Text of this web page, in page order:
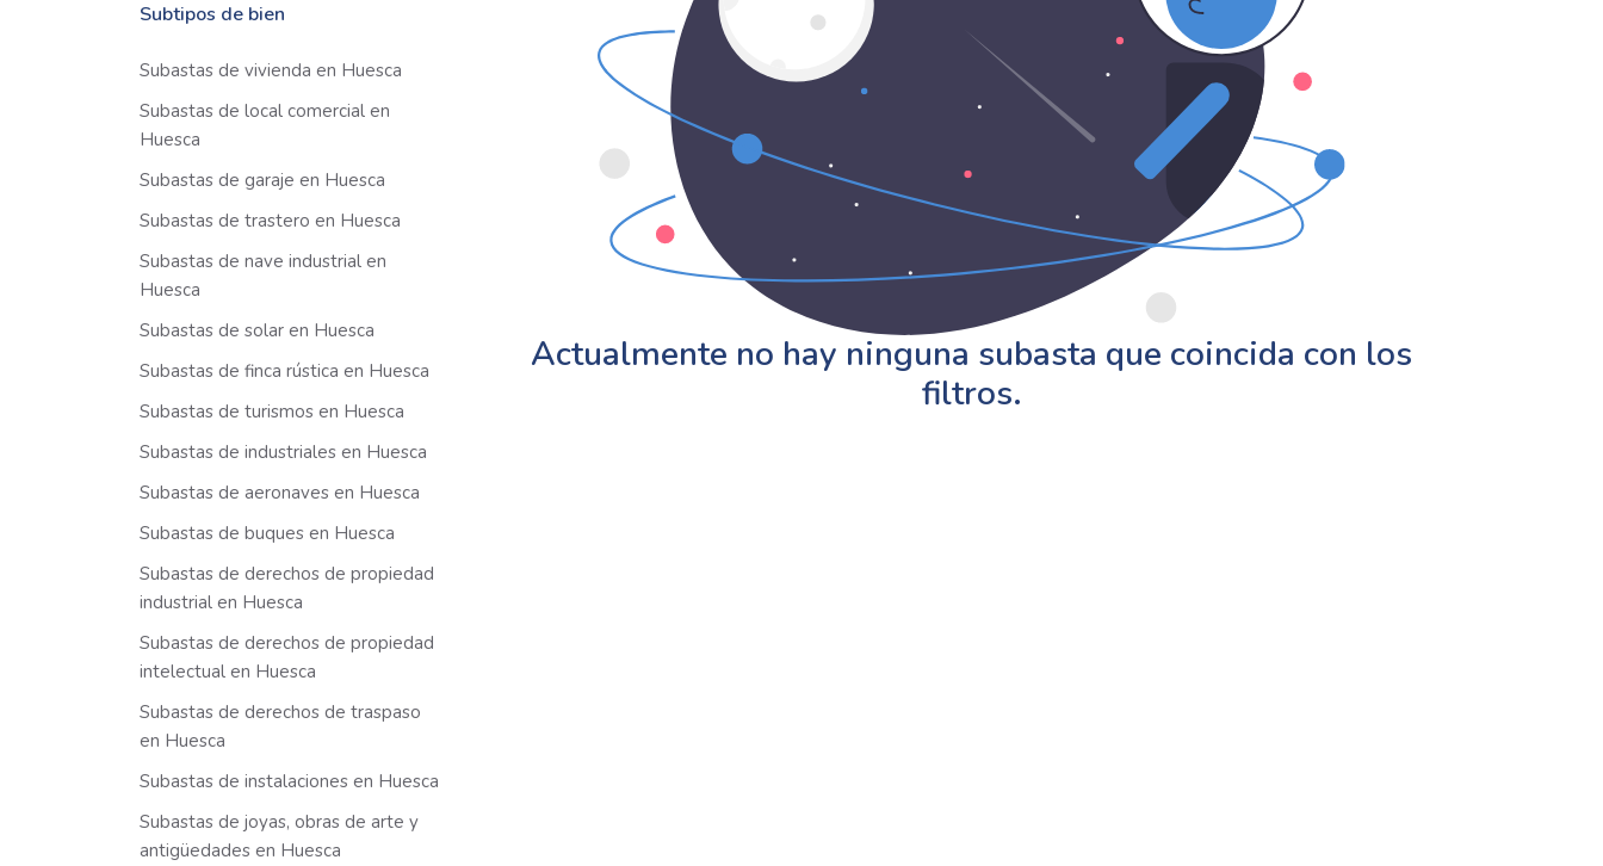
Subtipos de bien
Subastas de vivienda en Huesca
Subastas de local comercial en
Huesca
Subastas de garaje en Huesca
Subastas de trastero en Huesca
Subastas de nave industrial en
Huesca
Subastas de solar en Huesca
Subastas de finca rústica en Huesca
Subastas de turismos en Huesca
Subastas de industriales en Huesca
Subastas de aeronaves en Huesca
Subastas de buques en Huesca
Subastas de derechos de propiedad
industrial en Huesca
Subastas de derechos de propiedad
intelectual en Huesca
Subastas de derechos de traspaso
en Huesca
Subastas de instalaciones en Huesca
Subastas de joyas, obras de arte y
antigüedades en Huesca
Actualmente no hay ninguna subasta que coincida con los
filtros.